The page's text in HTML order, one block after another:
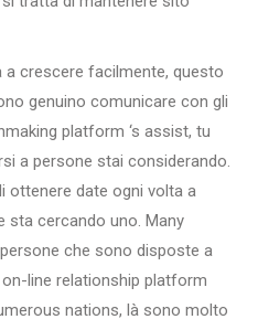
crescere facilmente, questo
genuino comunicare con gli
platform ‘s assist, tu
a persone stai considerando.
ottenere date ogni volta a
sta cercando uno. Many
che sono disposte a
line relationship platform
nations, là sono molto